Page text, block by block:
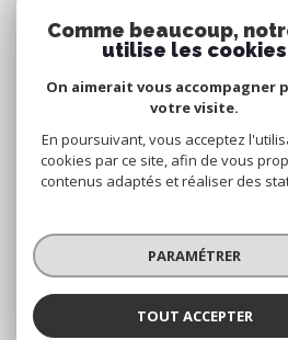
© 2026 | TOUS DROITS RÉSERVÉS |
POLITIQUE RGPD
Comme beaucoup,
utilise les cookies
On aimerait vous accompagner
votre visite.
En poursuivant, vous acceptez
cookies par ce site, afin de vous
contenus adaptés et réaliser des
PARAMÉTRER
TOUT ACCEPTER